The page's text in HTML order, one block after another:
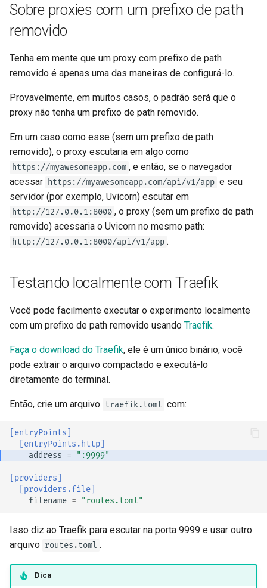
Sobre proxies com um prefixo de path
removido
Tenha em mente que um proxy com prefixo de path
removido é apenas uma das maneiras de configurá-lo.
Provavelmente, em muitos casos, o padrão será que o
proxy não tenha um prefixo de path removido.
Em um caso como esse (sem um prefixo de path
removido), o proxy escutaria em algo como
https://myawesomeapp.com , e então, se o navegador
acessar https://myawesomeapp.com/api/v1/app e seu
servidor (por exemplo, Uvicorn) escutar em
http://127.0.0.1:8000 , o proxy (sem um prefixo de path
removido) acessaria o Uvicorn no mesmo path:
http://127.0.0.1:8000/api/v1/app .
Testando localmente com Traefik
Você pode facilmente executar o experimento localmente
com um prefixo de path removido usando Traefik.
Faça o download do Traefik, ele é um único binário, você
pode extrair o arquivo compactado e executá-lo
diretamente do terminal.
Então, crie um arquivo traefik.toml com:
[entryPoints]
[entryPoints.http]
address = ":9999"
[providers]
[providers.file]
filename = "routes.toml"
Isso diz ao Traefik para escutar na porta 9999 e usar outro
arquivo routes.toml .
Dica